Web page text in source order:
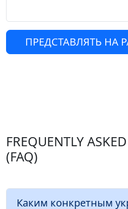
ПРЕДСТАВЛЯТЬ НА
FREQUENTLY
(FAQ)
Каким конкретным